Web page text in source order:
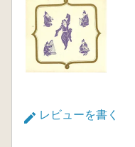
レビューを書く